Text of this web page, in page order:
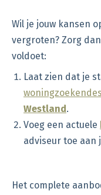
Wil je jouw kansen
vergroten? Zorg
voldoet:
Laat zien dat je
Westland .
Voeg een actuele
adviseur toe aan
Het complete